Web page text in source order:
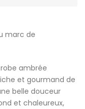
marc de
ambrée
et gourmand de
belle douceur
et chaleureux,